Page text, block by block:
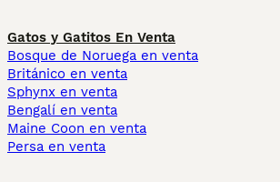
Gatos y Gatitos En Venta
Bosque de Noruega en venta
Británico en venta
Sphynx en venta
Bengalí en venta
Maine Coon en venta
Persa en venta